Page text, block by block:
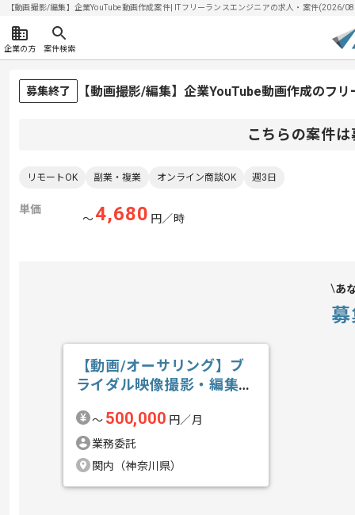
【動画撮影/編集】企業YouTube動画作成案件| ITフリーランスエンジニアの求人・案件(2026/
企業の方 案件検索
募集終了 【動画撮影/編集】企業YouTube動画作成のフ
こちらの案件
リモートOK 副業・複業 オンライン商談OK 週3日
単価
〜4,680 円／時
あ
【動画/オーサリング】ブ
ライダル映像撮影・編集の
〜 500,000 円／月
業務委託
関内（神奈川県）